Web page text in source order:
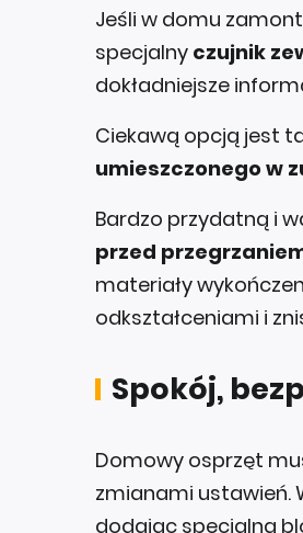
Jeśli w domu
specjalny czujnik
dokładniejsze
Ciekawą opcją jest
umieszczonego w
Bardzo przydatną i
przed
materiały
odkształceniami i
Spokój,
Domowy osprzęt
zmianami ustawień.
dodając specjalną